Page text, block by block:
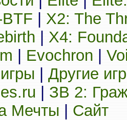
X2: The
X4:
Evochron
Другие
ЗВ 2:
Мечты Сайт